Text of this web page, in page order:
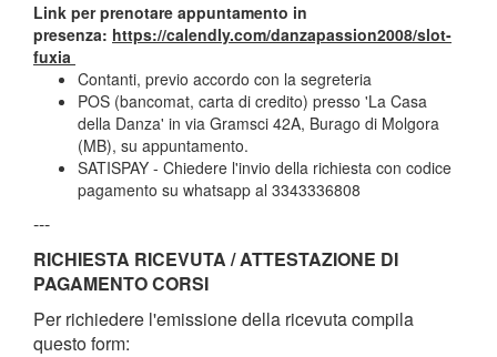
Link per prenotare appuntamento in
presenza: https://calendly.com/danzapassion2008/slot-
fuxia
Contanti, previo accordo con la segreteria
POS (bancomat, carta di credito) presso 'La Casa
della Danza' in via Gramsci 42A, Burago di Molgora
(MB), su appuntamento.
SATISPAY - Chiedere l'invio della richiesta con codice
pagamento su whatsapp al 3343336808
---
RICHIESTA RICEVUTA / ATTESTAZIONE DI
PAGAMENTO CORSI
Per richiedere l'emissione della ricevuta compila
questo form: